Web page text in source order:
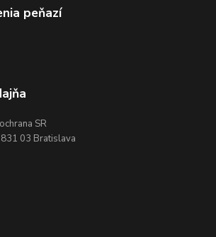
peňazí
SR
03 Bratislava